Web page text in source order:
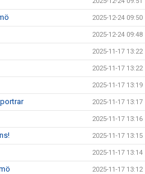
2025-12-24 09:50
2025-12-24 09:48
2025-11-17 13:22
2025-11-17 13:22
2025-11-17 13:19
2025-11-17 13:17
2025-11-17 13:16
2025-11-17 13:15
2025-11-17 13:14
2025-11-17 13:12